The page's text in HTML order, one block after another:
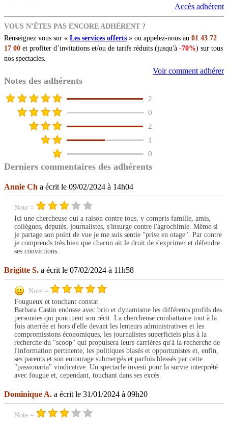
Accès adhérent
VOUS N’ÊTES PAS ENCORE ADHÉRENT ?
Renseignez vous sur « Les services offerts » ou appelez-nous au 01 43 72
17 00 et profiter d’invitations et/ou de tarifs réduits (jusqu'à -70%) sur tous
nos spectacles.
Voir comment adhérer
Notes des adhérents
2
0
2
1
0
Derniers commentaires des adhérents
Annie Ch a écrit le 09/02/2024 à 14h04
Note =
Ici une chercheuse qui a raison contre tous, y compris famille, amis,
collègues, députés, journalistes, s'insurge contre l'agrochimie. Même si
je partage son point de vue je me suis sentie "prise en otage". Par contre
je comprends très bien que chacun ait le droit de s'exprimer et défendre
ses convictions.
Brigitte S. a écrit le 07/02/2024 à 11h58
Note =
Fougueux et touchant constat
Barbara Castin endosse avec brio et dynamisme les différents profils des
personnes qui ponctuent son récit. La chercheuse combattante tout à la
fois atterrée et hors d'elle devant les lenteurs administratives et les
compromissions économiques, les journalistes superficiels plus à la
recherche du "scoop" qui propulsera leurs carrières qu'à la recherche de
l'information pertinente, les politiques blasés et opportunistes et, enfin,
ses parents et son entourage submergés et parfois blessés par cette
"passionaria" vindicative. Un spectacle investi pour la survie interprété
avec fougue et, cependant, touchant dans ses excès.
Dominique A. a écrit le 31/01/2024 à 09h20
Note =